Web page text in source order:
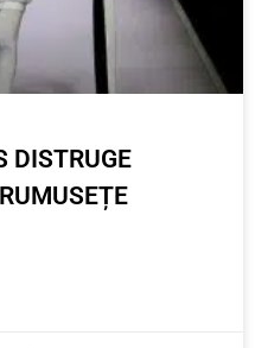
DISTRUGE